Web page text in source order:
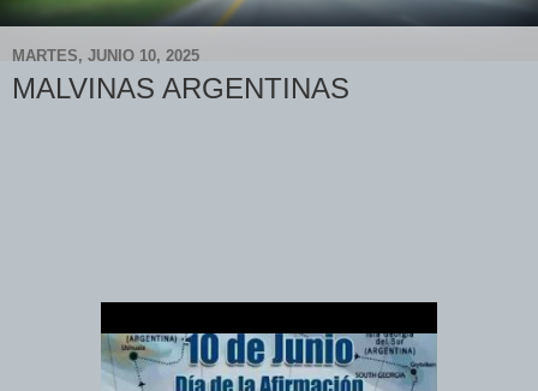
MARTES, JUNIO 10, 2025
MALVINAS ARGENTINAS